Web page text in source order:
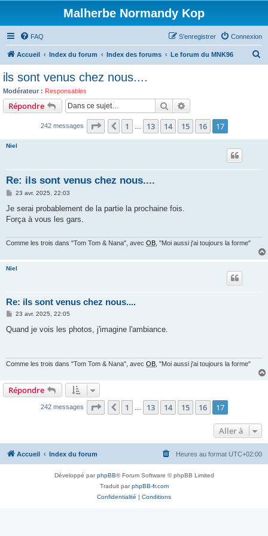
Malherbe Normandy Kop
FAQ Connexion
S’enregistrer
Accueil Index du forum Index des forums Le forum du MNK96
c
e
ils sont venus chez nous....
Modérateur : Responsables
Répondre Rechercher
242 messages Page 17 17
Précédente
1 13 14 15 16 17
Niel
Re: ils sont venus chez nous....
M
s
a
23 avr. 2025, 22:03
Je serai probablement de la partie la prochaine fois.
Força à vous les gars.
Comme les trois dans "Tom Tom & Nana", avec OB , "Moi aussi j'ai toujours la forme"
Niel
Re: ils sont venus chez nous....
M
s
23 avr. 2025, 22:05
Quand je vois les photos, j'imagine l'ambiance.
Comme les trois dans "Tom Tom & Nana", avec OB, "Moi aussi j'ai toujours la forme"
Répondre
242 messages Page 17 sur 17
Précédente
1 … 13 14 15 16 17
Aller à
Accueil Index du forum Heures au format UTC+02:00
Développé parphpBB® Forum Software © phpBB Limited
Traduit parphpBB-fr.com
Confidentialité
Conditions